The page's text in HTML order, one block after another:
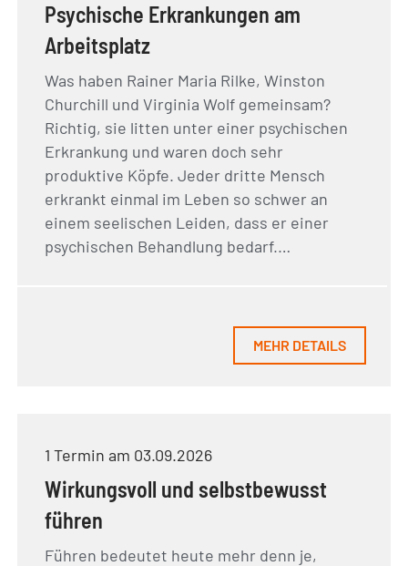
Psychische Erkrankungen am
Arbeitsplatz
Was haben Rainer Maria Rilke, Winston
Churchill und Virginia Wolf gemeinsam?
Richtig, sie litten unter einer psychischen
Erkrankung und waren doch sehr
produktive Köpfe. Jeder dritte Mensch
erkrankt einmal im Leben so schwer an
einem seelischen Leiden, dass er einer
psychischen Behandlung bedarf.…
MEHR DETAILS
1 Termin am 03.09.2026
Wirkungsvoll und selbstbewusst
führen
Führen bedeutet heute mehr denn je,